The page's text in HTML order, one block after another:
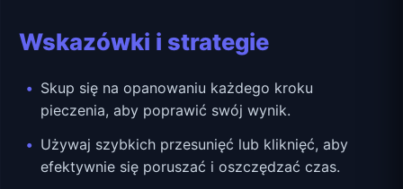
Wskazówki i strategie
Skup się na opanowaniu każdego kroku
pieczenia, aby poprawić swój wynik.
Używaj szybkich przesunięć lub kliknięć, aby
efektywnie się poruszać i oszczędzać czas.